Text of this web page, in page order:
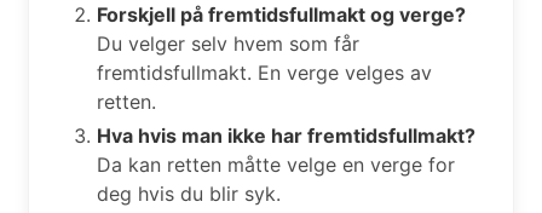
Forskjell på fremtidsfullmakt og verge?
Du velger selv hvem som får
fremtidsfullmakt. En verge velges av
retten.
Hva hvis man ikke har fremtidsfullmakt?
Da kan retten måtte velge en verge for
deg hvis du blir syk.